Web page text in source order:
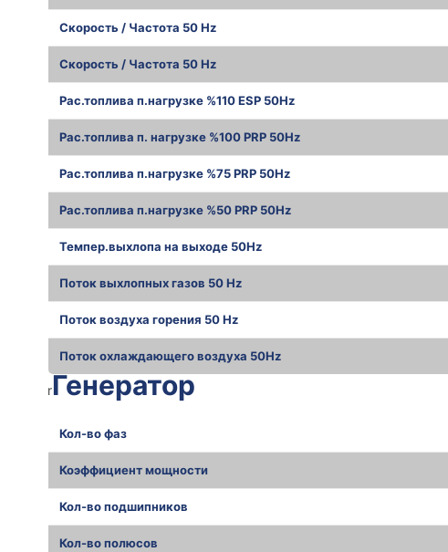
Скорость / Частота 50 Hz
Скорость / Частота 50 Hz
Рас.топлива п.нагрузке %110 ESP 50Hz
Рас.топлива п. нагрузке %100 PRP 50Hz
Рас.топлива п.нагрузке %75 PRP 50Hz
Рас.топлива п.нагрузке %50 PRP 50Hz
Темпер.выхлопа на выходе 50Hz
Поток выхлопных газов 50 Hz
Поток воздуха горения 50 Hz
Поток охлаждающего воздуха 50Hz
rГенератор
Кол-во фаз
Коэффициент мощности
Кол-во подшипников
Кол-во полюсов